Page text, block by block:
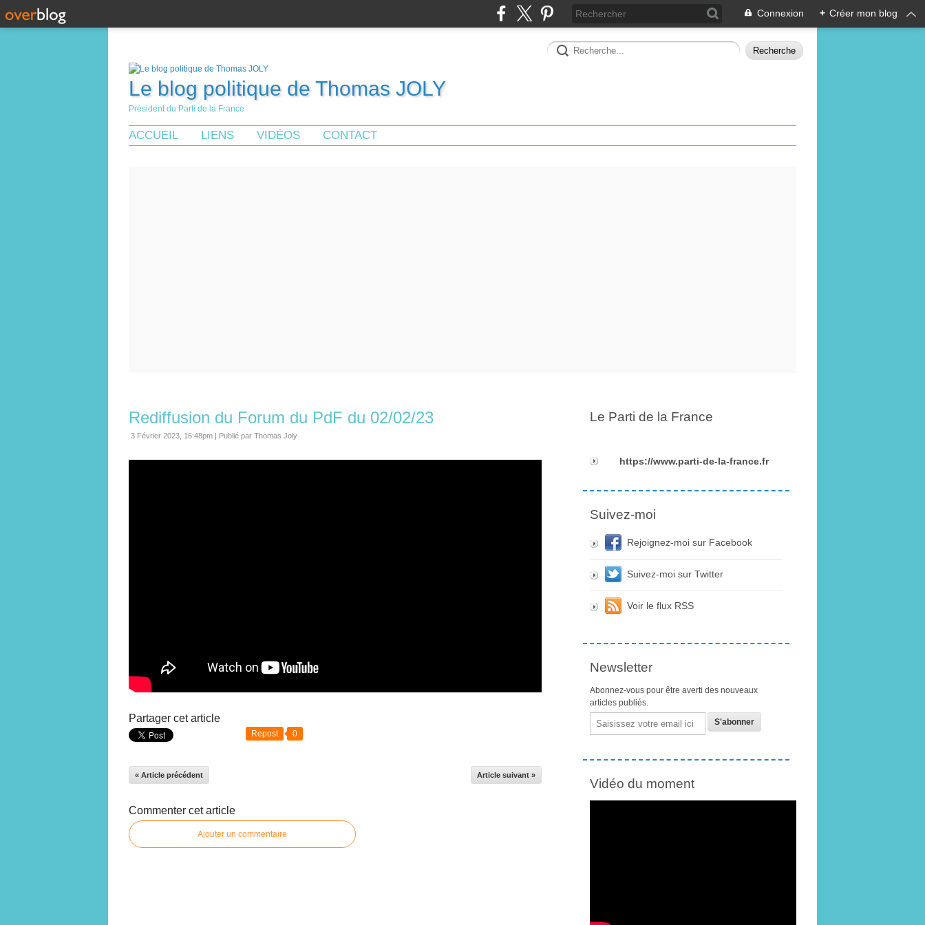
Connexion + Créer mon blog
Le blog politique de Thomas JOLY
Président du Parti de la France
ACCUEIL LIENS VIDÉOS CONTACT
Rediffusion du Forum du PdF du 02/02/23
3 Février 2023, 16:48pm | Publié par Thomas Joly
Partager cet article
Repost 0
« Article précédent Article suivant »
Commenter cet article
Ajouter un commentaire
Le Parti de la France
https://www.parti-de-la-france.fr
Suivez-moi
Rejoignez-moi sur Facebook
Suivez-moi sur Twitter
Voir le flux RSS
Newsletter
Abonnez-vous pour être averti des nouveaux
articles publiés.
Email
Vidéo du moment